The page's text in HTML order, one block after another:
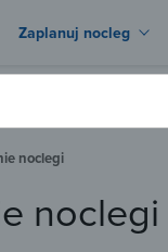
Zaplanuj nocleg
noclegi
noclegi